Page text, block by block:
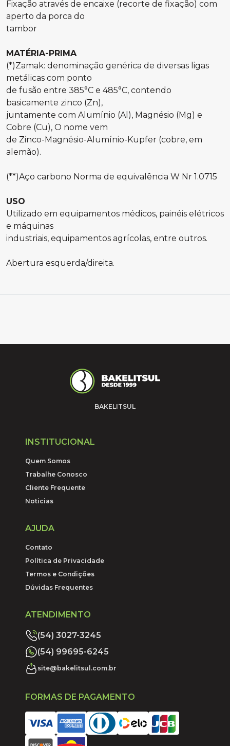
Fixação através de encaixe (recorte de fixação) com
aperto da porca do
tambor
MATÉRIA-PRIMA
(*)Zamak: denominação genérica de diversas ligas
metálicas com ponto
de fusão entre 385°C e 485°C, contendo
basicamente zinco (Zn),
juntamente com Alumínio (Al), Magnésio (Mg) e
Cobre (Cu), O nome vem
de Zinco-Magnésio-Alumínio-Kupfer (cobre, em
alemão).
(**)Aço carbono Norma de equivalência W Nr 1.0715
USO
Utilizado em equipamentos médicos, painéis elétricos
e máquinas
industriais, equipamentos agrícolas, entre outros.
Abertura esquerda/direita.
BAKELITSUL
INSTITUCIONAL
Quem Somos
Trabalhe Conosco
Cliente Frequente
Noticias
AJUDA
Contato
Política de Privacidade
Termos e Condições
Dúvidas Frequentes
ATENDIMENTO
(54) 3027-3245
(54) 99695-6245
site@bakelitsul.com.br
FORMAS DE PAGAMENTO